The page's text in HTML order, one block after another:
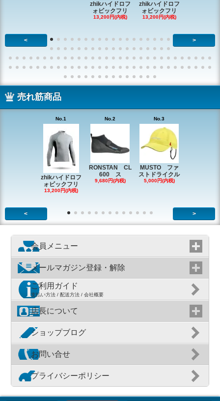
zhikハイドロフ
ォビックフリ
13,200円(内税)
zhikハイドロフ
ォビックフリ
13,200円(内税)
< >
売れ筋商品
No.1
zhikハイドロフ
ォビックフリ
13,200円(内税)
No.2
RONSTAN CL
600 ス
9,680円(内税)
No.3
MUSTO ファ
ストドライクル
5,000円(内税)
< >
会員メニュー
メールマガジン登録・解除
ご利用ガイド
支払い方法 / 配送方法 / 会社概要
店長について
ショップブログ
お問い合せ
プライバシーポリシー